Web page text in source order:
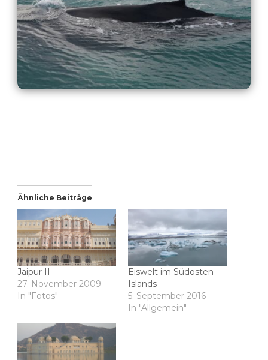
Ähnliche Beiträge
Jaipur II
27. November 2009
In "Fotos"
Eiswelt im Südosten
Islands
5. September 2016
In "Allgemein"